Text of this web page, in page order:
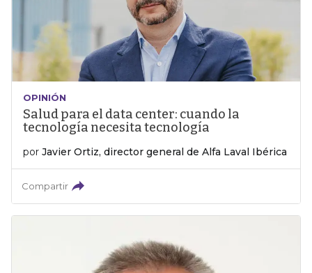
OPINIÓN
Salud para el data center: cuando la
tecnología necesita tecnología
por Javier Ortiz, director general de Alfa Laval Ibérica
Compartir